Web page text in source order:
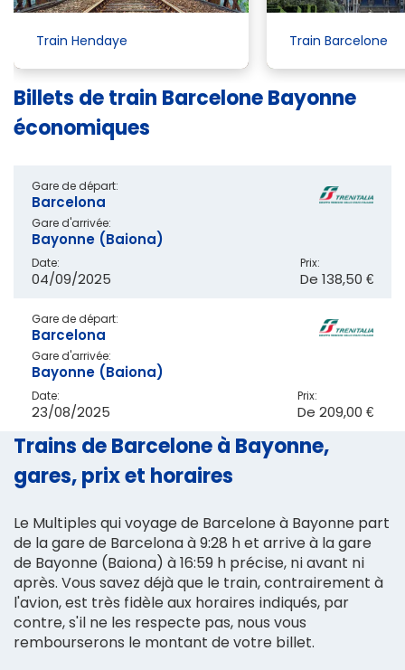
Train Hendaye Train Barcelone
Billets de train Barcelone Bayonne
économiques
Gare de départ:
Barcelona
Gare d'arrivée:
Bayonne (Baiona)
Date:
04/09/2025
Prix:
De 138,50 €
Gare de départ:
Barcelona
Gare d'arrivée:
Bayonne (Baiona)
Date:
23/08/2025
Prix:
De 209,00 €
Trains de Barcelone à Bayonne,
gares, prix et horaires
Le Multiples qui voyage de Barcelone à Bayonne part
de la gare de Barcelona à 9:28 h et arrive à la gare
de Bayonne (Baiona) à 16:59 h précise, ni avant ni
après. Vous savez déjà que le train, contrairement à
l'avion, est très fidèle aux horaires indiqués, par
contre, s'il ne les respecte pas, nous vous
rembourserons le montant de votre billet.